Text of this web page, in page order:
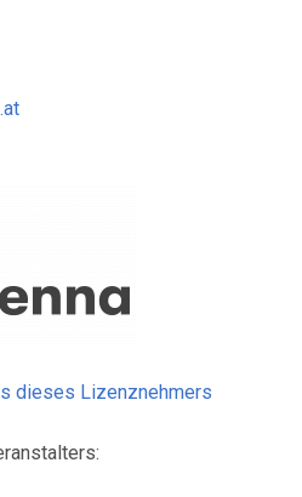
dieses Lizenznehmers